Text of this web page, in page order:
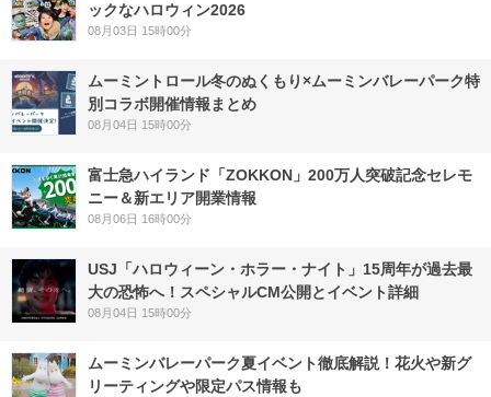
ックなハロウィン2026
08月03日 15時00分
ムーミントロール冬のぬくもり×ムーミンバレーパーク特
別コラボ開催情報まとめ
08月04日 15時00分
富士急ハイランド「ZOKKON」200万人突破記念セレモ
ニー＆新エリア開業情報
08月06日 16時00分
USJ「ハロウィーン・ホラー・ナイト」15周年が過去最
大の恐怖へ！スペシャルCM公開とイベント詳細
08月04日 15時00分
ムーミンバレーパーク夏イベント徹底解説！花火や新グ
リーティングや限定パス情報も